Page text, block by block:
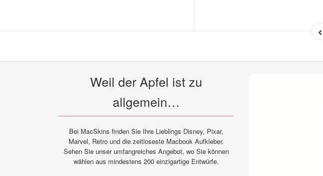
Weil der Apfel ist zu
allgemein…
Bei MacSkins finden Sie Ihre Lieblings Disney, Pixar,
Marvel, Retro und die zeitloseste Macbook Aufkleber.
Sehen Sie unser umfangreiches Angebot, wo Sie können
wählen aus mindestens 200 einzigartige Entwürfe.